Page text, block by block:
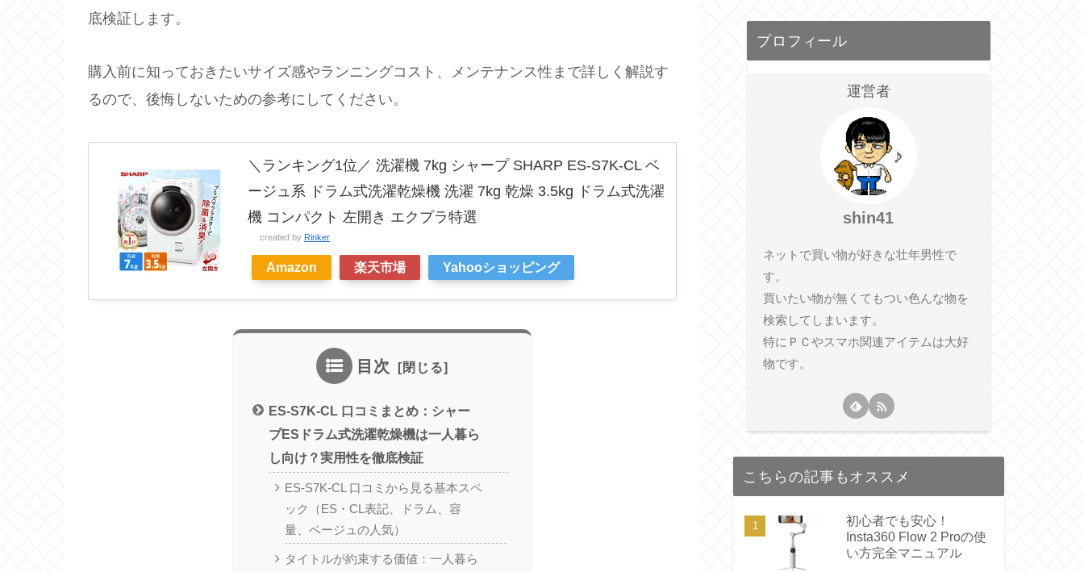
底検証します。
購入前に知っておきたいサイズ感やランニングコスト、メンテナンス性まで詳しく解説す
るので、後悔しないための参考にしてください。
＼ランキング1位／ 洗濯機 7kg シャープ SHARP ES-S7K-CL ベ
ージュ系 ドラム式洗濯乾燥機 洗濯 7kg 乾燥 3.5kg ドラム式洗濯
機 コンパクト 左開き エクプラ特選
created by Rinker
Amazon 楽天市場 Yahooショッピング
目次
ES-S7K-CL 口コミまとめ：シャー
プESドラム式洗濯乾燥機は一人暮ら
し向け？実用性を徹底検証
ES-S7K-CL 口コミから見る基本スペ
ック（ES・CL表記、ドラム、容
量、ベージュの人気）
タイトルが約束する価値：一人暮ら
プロフィール
運営者
shin41
ネットで買い物が好きな壮年男性で
す。
買いたい物が無くてもつい色んな物を
検索してしまいます。
特にＰＣやスマホ関連アイテムは大好
物です。
こちらの記事もオススメ
初心者でも安心！
Insta360 Flow 2 Proの使
い方完全マニュアル